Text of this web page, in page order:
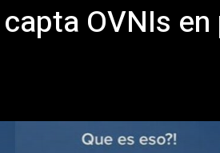
OVNIs